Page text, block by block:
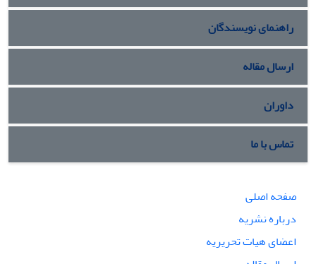
راهنمای نویسندگان
ارسال مقاله
داوران
تماس با ما
صفحه اصلی
درباره نشریه
اعضای هیات تحریریه